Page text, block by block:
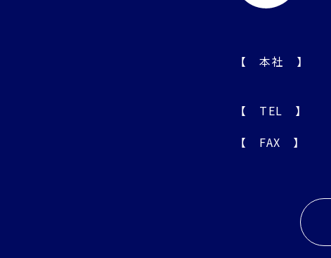
【 本社 】
【 TEL 】
【 FAX 】